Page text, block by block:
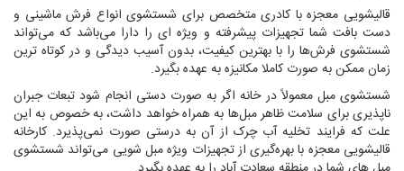
قالیشویی معجزه با کادری متخصص برای شستشوی انواع فرش ماشینی و
دست بافت شما تجهیزات پیشرفته و ویژه ای را دارا می‌باشد که می‌تواند
شستشوی فرش‌ها را با بهترین کیفیت، بدون آسیب دیدگی و در کوتاه ترین
زمان ممکن به صورت کاملا مکانیزه به عهده بگیرد.
شستشوی مبل معمولاً در خانه اگر به صورت دستی انجام شود تبعات جبران
ناپذیری برای سلامت ظاهر مبل‌ها به همراه خواهد داشت، به خصوص به این
علت که فرایند تخلیه آب چرک از آن به درستی صورت نمی‌پذیرد. کارخانه
قالیشویی معجزه با بهره‌گیری از تجهیزات ویژه مبل شویی می‌تواند شستشوی